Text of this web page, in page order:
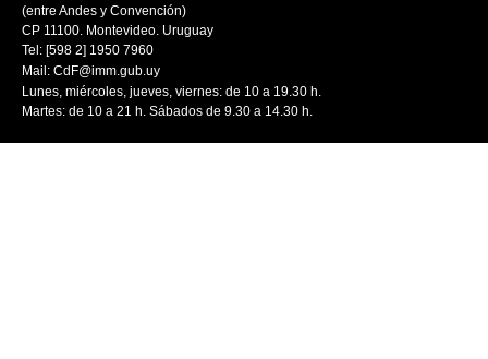
(entre Andes y Convención)
CP 11100. Montevideo. Uruguay
Tel: [598 2] 1950 7960
Mail: CdF@imm.gub.uy
Lunes, miércoles, jueves, viernes: de 10 a 19.30 h.
Martes: de 10 a 21 h. Sábados de 9.30 a 14.30 h.